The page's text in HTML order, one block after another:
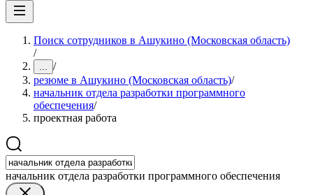
Поиск сотрудников в Ашукино (Московская область)
/
... /
резюме в Ашукино (Московская область)/
начальник отдела разработки программного
обеспечения/
проектная работа
начальник отдела разработки программного обеспечения